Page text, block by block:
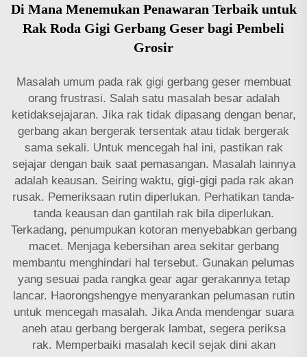
Di Mana Menemukan Penawaran Terbaik untuk
Rak Roda Gigi Gerbang Geser bagi Pembeli
Grosir
Masalah umum pada rak gigi gerbang geser membuat
orang frustrasi. Salah satu masalah besar adalah
ketidaksejajaran. Jika rak tidak dipasang dengan benar,
gerbang akan bergerak tersentak atau tidak bergerak
sama sekali. Untuk mencegah hal ini, pastikan rak
sejajar dengan baik saat pemasangan. Masalah lainnya
adalah keausan. Seiring waktu, gigi-gigi pada rak akan
rusak. Pemeriksaan rutin diperlukan. Perhatikan tanda-
tanda keausan dan gantilah rak bila diperlukan.
Terkadang, penumpukan kotoran menyebabkan gerbang
macet. Menjaga kebersihan area sekitar gerbang
membantu menghindari hal tersebut. Gunakan pelumas
yang sesuai pada rangka gear agar gerakannya tetap
lancar. Haorongshengye menyarankan pelumasan rutin
untuk mencegah masalah. Jika Anda mendengar suara
aneh atau gerbang bergerak lambat, segera periksa
rak. Memperbaiki masalah kecil sejak dini akan